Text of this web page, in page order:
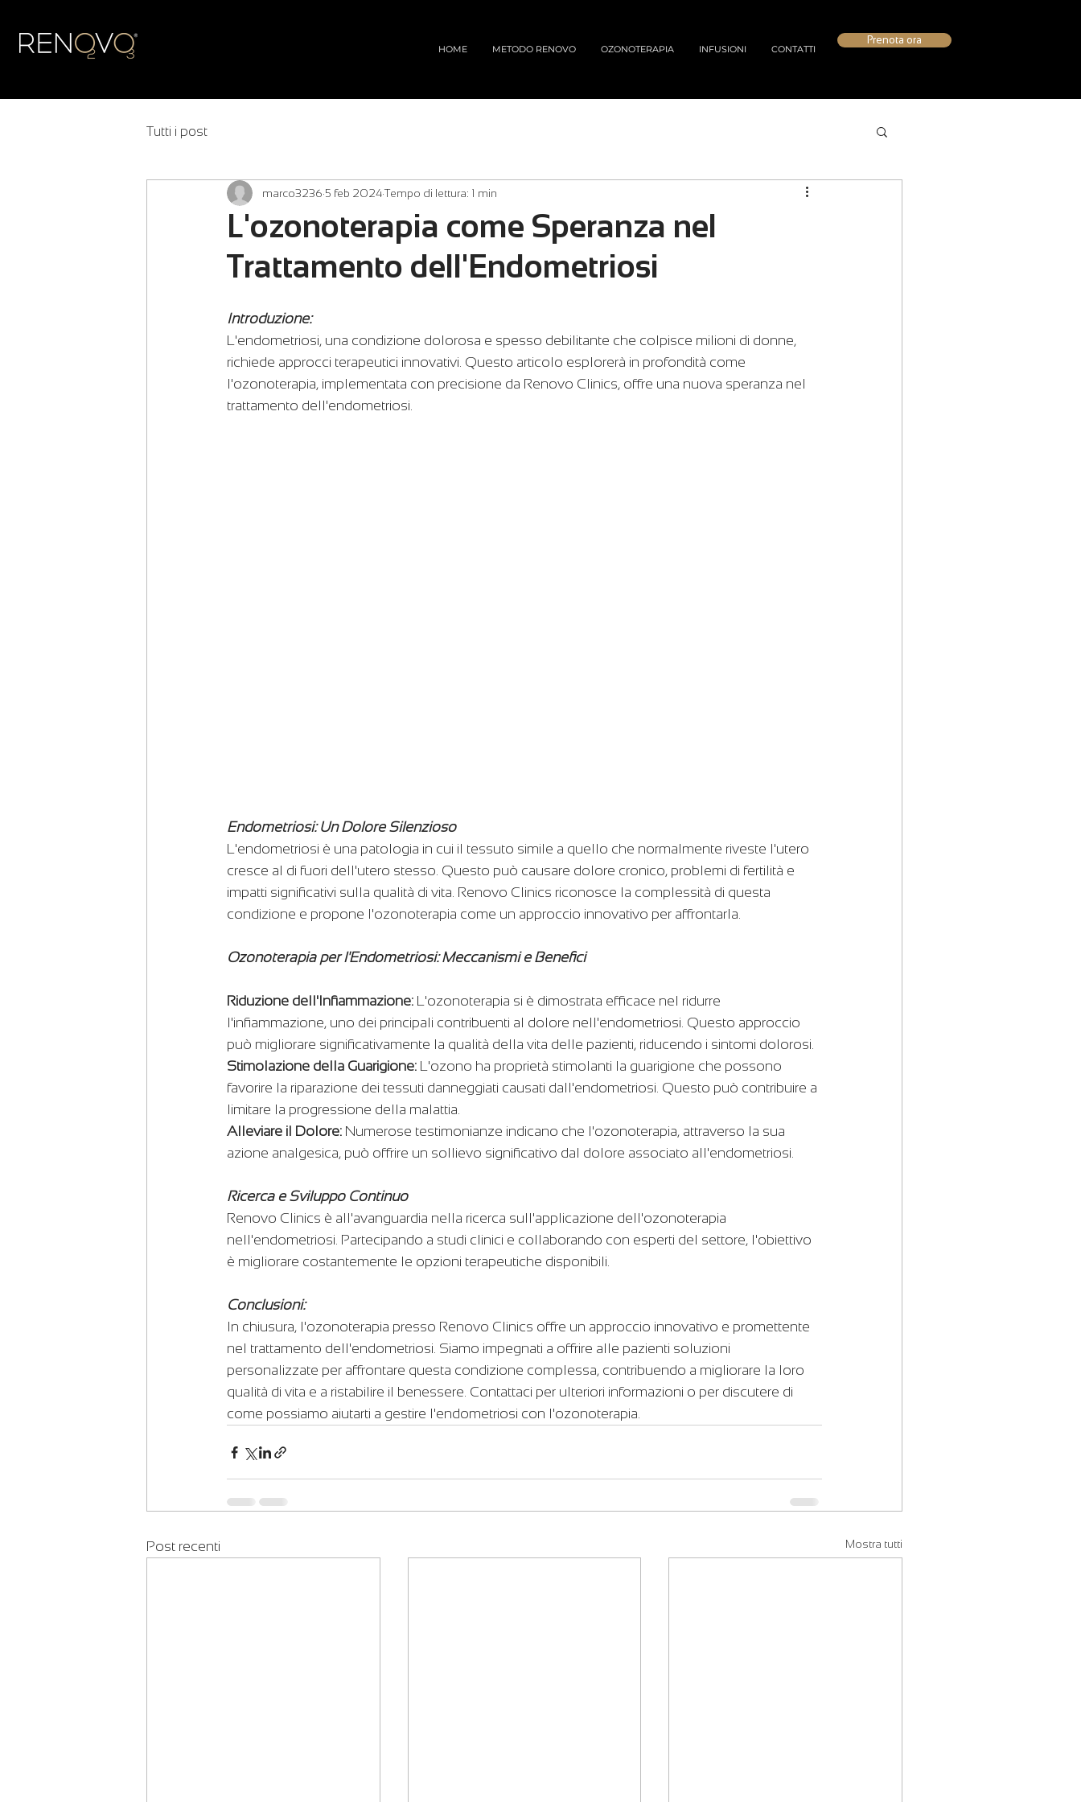
HOME METODO RENOVO OZONOTERAPIA INFUSIONI CONTATTI
Prenota ora
Tutti i post
L'ozonoterapia come Speranza nel
Trattamento dell'Endometriosi
marco3236 5 feb 2024Tempo di lettura: 1 min
Introduzione:
L'endometriosi, una condizione dolorosa e spesso debilitante che colpisce milioni di donne,
richiede approcci terapeutici innovativi. Questo articolo esplorerà in profondità come
l'ozonoterapia, implementata con precisione da Renovo Clinics, offre una nuova speranza nel
trattamento dell'endometriosi.
Endometriosi: Un Dolore Silenzioso
L'endometriosi è una patologia in cui il tessuto simile a quello che normalmente riveste l'utero
cresce al di fuori dell'utero stesso. Questo può causare dolore cronico, problemi di fertilità e
impatti significativi sulla qualità di vita. Renovo Clinics riconosce la complessità di questa
condizione e propone l'ozonoterapia come un approccio innovativo per affrontarla.
Ozonoterapia per l'Endometriosi: Meccanismi e Benefici
Riduzione dell'Infiammazione: L'ozonoterapia si è dimostrata efficace nel ridurre
l'infiammazione, uno dei principali contribuenti al dolore nell'endometriosi. Questo approccio
può migliorare significativamente la qualità della vita delle pazienti, riducendo i sintomi dolorosi.
Stimolazione della Guarigione: L'ozono ha proprietà stimolanti la guarigione che possono
favorire la riparazione dei tessuti danneggiati causati dall'endometriosi. Questo può contribuire a
limitare la progressione della malattia.
Alleviare il Dolore: Numerose testimonianze indicano che l'ozonoterapia, attraverso la sua
azione analgesica, può offrire un sollievo significativo dal dolore associato all'endometriosi.
Ricerca e Sviluppo Continuo
Renovo Clinics è all'avanguardia nella ricerca sull'applicazione dell'ozonoterapia
nell'endometriosi. Partecipando a studi clinici e collaborando con esperti del settore, l'obiettivo
è migliorare costantemente le opzioni terapeutiche disponibili.
Conclusioni:
In chiusura, l'ozonoterapia presso Renovo Clinics offre un approccio innovativo e promettente
nel trattamento dell'endometriosi. Siamo impegnati a offrire alle pazienti soluzioni
personalizzate per affrontare questa condizione complessa, contribuendo a migliorare la loro
qualità di vita e a ristabilire il benessere. Contattaci per ulteriori informazioni o per discutere di
come possiamo aiutarti a gestire l'endometriosi con l'ozonoterapia.
Post recenti Mostra tutti